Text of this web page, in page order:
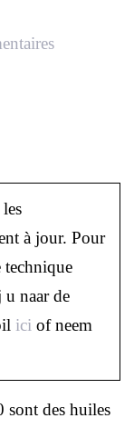
à jour. Pour
technique
naar de
ici of neem
sont des huiles